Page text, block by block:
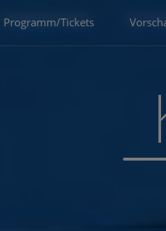
Programm/Tickets